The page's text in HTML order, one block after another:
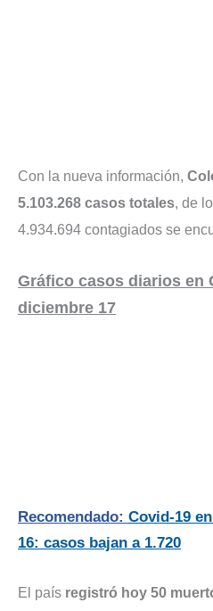
Con la nueva información,
5.103.268 casos totales, de
4.934.694 contagiados se
Gráfico casos diarios en
diciembre 17
Recomendado: Covid-19
16: casos bajan a 1.720
El país registró hoy 50